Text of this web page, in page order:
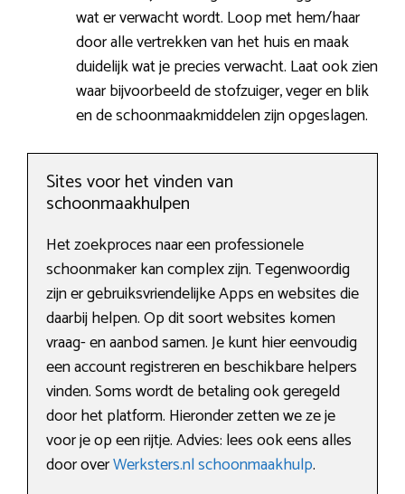
wat er verwacht wordt. Loop met hem/haar
door alle vertrekken van het huis en maak
duidelijk wat je precies verwacht. Laat ook zien
waar bijvoorbeeld de stofzuiger, veger en blik
en de schoonmaakmiddelen zijn opgeslagen.
Sites voor het vinden van
schoonmaakhulpen
Het zoekproces naar een professionele
schoonmaker kan complex zijn. Tegenwoordig
zijn er gebruiksvriendelijke Apps en websites die
daarbij helpen. Op dit soort websites komen
vraag- en aanbod samen. Je kunt hier eenvoudig
een account registreren en beschikbare helpers
vinden. Soms wordt de betaling ook geregeld
door het platform. Hieronder zetten we ze je
voor je op een rijtje. Advies: lees ook eens alles
door overWerksters.nl schoonmaakhulp.